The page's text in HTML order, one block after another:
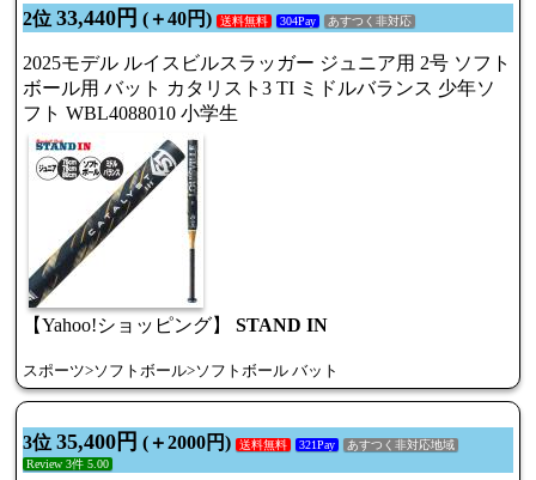
2位 33,440円 (＋40円) 送料無料 304Pay あすつく非対応
2025モデル ルイスビルスラッガー ジュニア用 2号 ソフト
ボール用 バット カタリスト3 TI ミドルバランス 少年ソ
フト WBL4088010 小学生
【Yahoo!ショッピング】 STAND IN
スポーツ>ソフトボール>ソフトボール バット
3位 35,400円 (＋2000円) 送料無料 321Pay
あすつく非対応地域
Review 3件 5.00